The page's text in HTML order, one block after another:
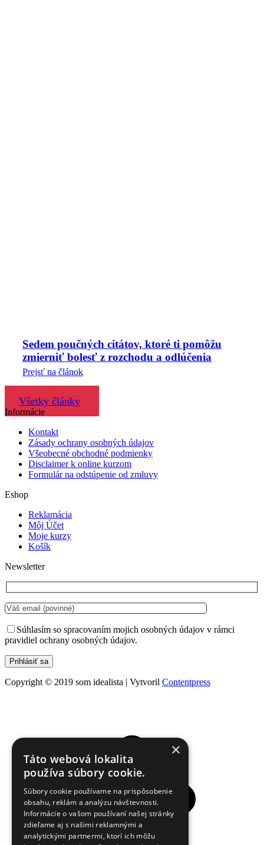
Sedem poučných citátov, ktoré ti pomôžu
zmierniť bolesť z rozchodu a odlúčenia
Prejsť na článok
Všetky články
Informácie
Kontakt
Zásady ochrany osobných údajov
Všeobecné obchodné podmienky
Disclaimer k online kurzom
Formulár na odstúpenie od zmluvy
Eshop
Reklamácia
Môj Účet
Moje kurzy
Košík
Newsletter
Súhlasím so spracovaním mojich osobných údajov v rámci
pravidiel ochrany osobných údajov.
Copyright © 2019 som idealista | Vytvoril Contentpress
×
Táto webová lokalita
používa súbory cookie.
Súbory cookie používame na prispôsobenie
obsahu, reklám a analýzu návštevnosti.
Informácie o vašom používaní našej stránky
zdieľame aj s našimi reklamnými a
analytickými partnermi, ktorí ich môžu